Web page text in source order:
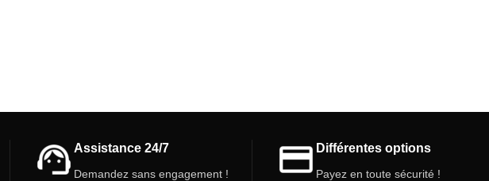
Assistance 24/7
Demandez sans engagement !
Différentes options
Payez en toute sécurité !